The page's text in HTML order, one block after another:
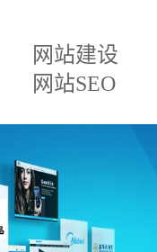
网站建设
网站SEO
微信小程序
百度排名专家